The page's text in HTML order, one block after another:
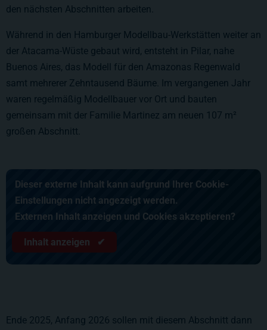
den nächsten Abschnitten arbeiten.
Während in den Hamburger Modellbau-Werkstätten weiter an
der Atacama-Wüste gebaut wird, entsteht in Pilar, nahe
Buenos Aires, das Modell für den Amazonas Regenwald
samt mehrerer Zehntausend Bäume. Im vergangenen Jahr
waren regelmäßig Modellbauer vor Ort und bauten
gemeinsam mit der Familie Martinez am neuen 107 m²
großen Abschnitt.
Dieser externe Inhalt kann aufgrund Ihrer Cookie-
Einstellungen nicht angezeigt werden.
Externen Inhalt anzeigen und Cookies akzeptieren?
Inhalt anzeigen ✔
Ende 2025, Anfang 2026 sollen mit diesem Abschnitt dann